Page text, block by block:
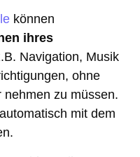
können
ihres
Navigation, Musik
ohne
zu müssen.
mit dem